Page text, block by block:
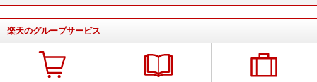
楽天のグループサービス